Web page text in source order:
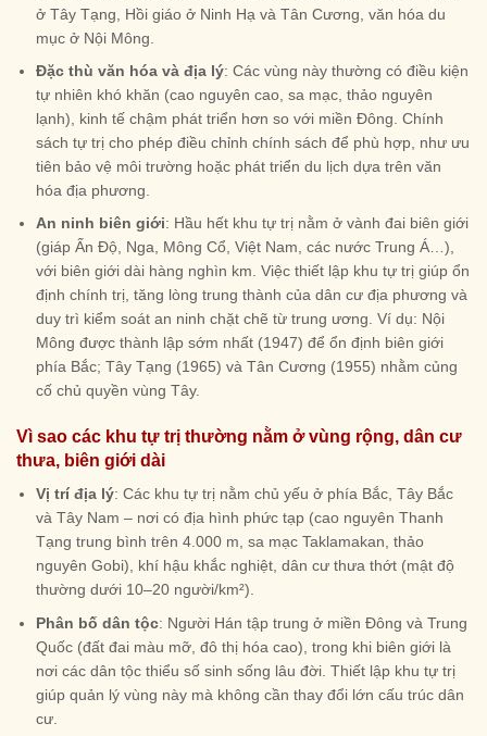
ở Tây Tạng, Hồi giáo ở Ninh Hạ và Tân Cương, văn hóa du
mục ở Nội Mông.
Đặc thù văn hóa và địa lý: Các vùng này thường có điều kiện
tự nhiên khó khăn (cao nguyên cao, sa mạc, thảo nguyên
lạnh), kinh tế chậm phát triển hơn so với miền Đông. Chính
sách tự trị cho phép điều chỉnh chính sách để phù hợp, như ưu
tiên bảo vệ môi trường hoặc phát triển du lịch dựa trên văn
hóa địa phương.
An ninh biên giới: Hầu hết khu tự trị nằm ở vành đai biên giới
(giáp Ấn Độ, Nga, Mông Cổ, Việt Nam, các nước Trung Á…),
với biên giới dài hàng nghìn km. Việc thiết lập khu tự trị giúp ổn
định chính trị, tăng lòng trung thành của dân cư địa phương và
duy trì kiểm soát an ninh chặt chẽ từ trung ương. Ví dụ: Nội
Mông được thành lập sớm nhất (1947) để ổn định biên giới
phía Bắc; Tây Tạng (1965) và Tân Cương (1955) nhằm củng
cố chủ quyền vùng Tây.
Vì sao các khu tự trị thường nằm ở vùng rộng, dân cư
thưa, biên giới dài
Vị trí địa lý: Các khu tự trị nằm chủ yếu ở phía Bắc, Tây Bắc
và Tây Nam – nơi có địa hình phức tạp (cao nguyên Thanh
Tạng trung bình trên 4.000 m, sa mạc Taklamakan, thảo
nguyên Gobi), khí hậu khắc nghiệt, dân cư thưa thớt (mật độ
thường dưới 10–20 người/km²).
Phân bố dân tộc: Người Hán tập trung ở miền Đông và Trung
Quốc (đất đai màu mỡ, đô thị hóa cao), trong khi biên giới là
nơi các dân tộc thiểu số sinh sống lâu đời. Thiết lập khu tự trị
giúp quản lý vùng này mà không cần thay đổi lớn cấu trúc dân
cư.